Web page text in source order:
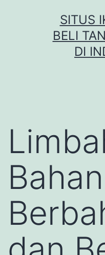
SITUS
BELI
DI
Bahan